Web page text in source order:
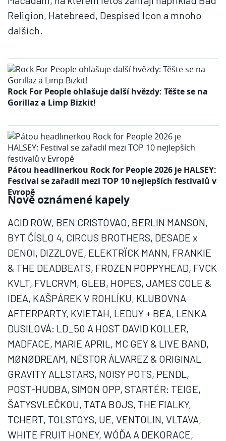
Religion, Hatebreed, Despised Icon a mnoho
dalších.
Rock For People ohlašuje další hvězdy: Těšte se na
Gorillaz a Limp Bizkit!
Pátou headlinerkou Rock for People 2026 je HALSEY:
Festival se zařadil mezi TOP 10 nejlepších festivalů v
Evropě
Nově oznámené kapely
ACID ROW, BEN CRISTOVAO, BERLIN MANSON,
BYT ČÍSLO 4, CIRCUS BROTHERS, DESADE x
DENOI, DIZZLOVE, ELEKTRÏCK MANN, FRANKIE
& THE DEADBEATS, FROZEN POPPYHEAD, FVCK
KVLT, FVLCRVM, GLEB, HOPES, JAMES COLE &
IDEA, KAŠPÁREK V ROHLÍKU, KLUBOVNA
AFTERPARTY, KVIETAH, LEDUY + BEA, LENKA
DUSILOVÁ: LD_50 A HOST DAVID KOLLER,
MADFACE, MARIE APRIL, MC GEY & LIVE BAND,
MØNØDREAM, NÉSTOR ÁLVAREZ & ORIGINAL
GRAVITY ALLSTARS, NOISY POTS, PENDL,
POST-HUDBA, SIMON OPP, STARTÉR: TEIGE,
ŠATYSVLEČKOU, TATA BOJS, THE FIALKY,
TCHERT, TOLSTOYS, UE, VENTOLIN, VLTAVA,
WHITE FRUIT HONEY, WÓĎA A DEKORACE,